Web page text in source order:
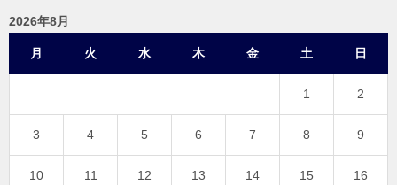
2026年8月
月 火 水 木 金 土 日
1 2
3 4 5 6 7 8 9
10 11 12 13 14 15 16